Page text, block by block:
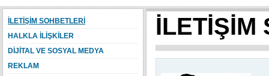
İLETİŞİM
İLETİŞİM SOHBETLERİ
HALKLA İLİŞKİLER
DİJİTAL VE SOSYAL MEDYA
REKLAM